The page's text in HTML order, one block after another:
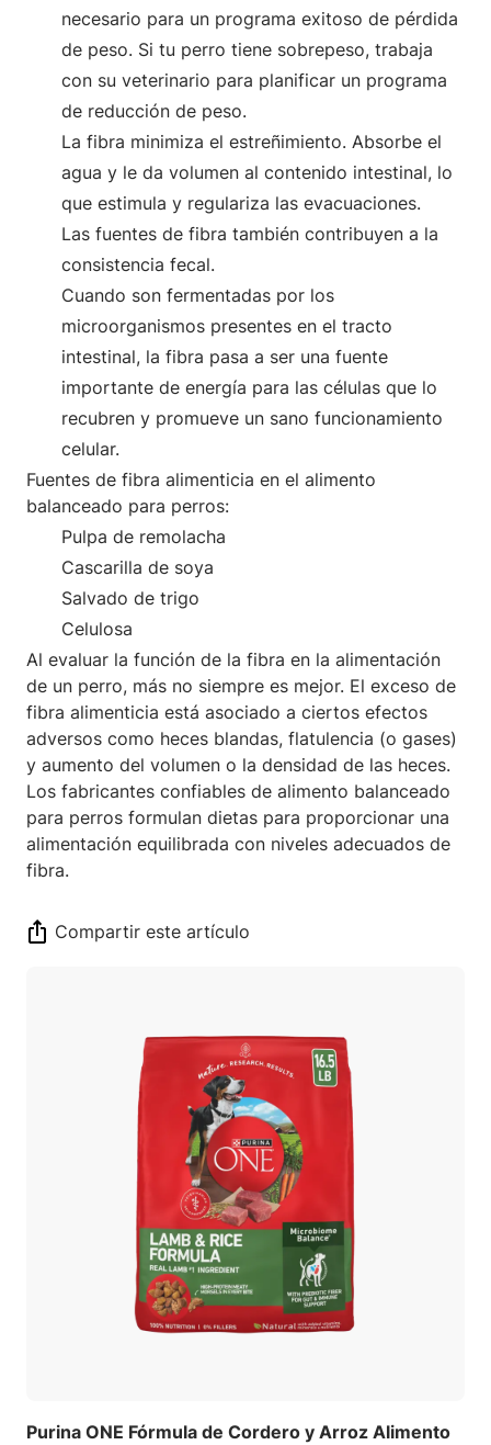
necesario para un programa exitoso de pérdida
de peso. Si tu perro tiene sobrepeso, trabaja
con su veterinario para planificar un programa
de reducción de peso.
La fibra minimiza el estreñimiento. Absorbe el
agua y le da volumen al contenido intestinal, lo
que estimula y regulariza las evacuaciones.
Las fuentes de fibra también contribuyen a la
consistencia fecal.
Cuando son fermentadas por los
microorganismos presentes en el tracto
intestinal, la fibra pasa a ser una fuente
importante de energía para las células que lo
recubren y promueve un sano funcionamiento
celular.
Fuentes de fibra alimenticia en el alimento
balanceado para perros:
Pulpa de remolacha
Cascarilla de soya
Salvado de trigo
Celulosa
Al evaluar la función de la fibra en la alimentación
de un perro, más no siempre es mejor. El exceso de
fibra alimenticia está asociado a ciertos efectos
adversos como heces blandas, flatulencia (o gases)
y aumento del volumen o la densidad de las heces.
Los fabricantes confiables de alimento balanceado
para perros formulan dietas para proporcionar una
alimentación equilibrada con niveles adecuados de
fibra.
Compartir este artículo
Purina ONE Fórmula de Cordero y Arroz Alimento